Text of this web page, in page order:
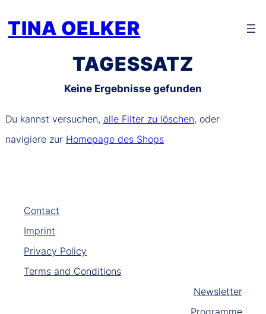
TINA OELKER
TAGESSATZ
Keine Ergebnisse gefunden
Du kannst versuchen, alle Filter zu löschen, oder
navigiere zur Homepage des Shops
Contact
Imprint
Privacy Policy
Terms and Conditions
Newsletter
Programme